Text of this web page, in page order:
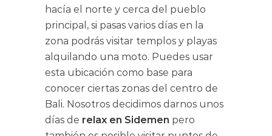
hacía el norte y cerca del pueblo
principal, si pasas varios días en la
zona podrás visitar templos y playas
alquilando una moto. Puedes usar
esta ubicación como base para
conocer ciertas zonas del centro de
Bali. Nosotros decidimos darnos unos
días de relax en Sidemen pero